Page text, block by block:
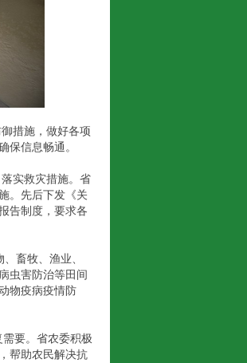
措施，做好各项
保信息畅通。
实救灾措施。省
。先后下发《关
告制度，要求各
畜牧、渔业、
虫害防治等田间
物疫病疫情防
要。省农委积极
帮助农民解决抗